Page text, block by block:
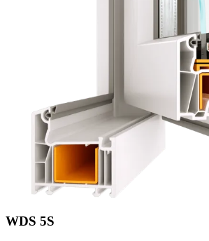
WDS 5S